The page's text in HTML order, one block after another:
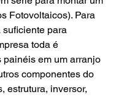
Fotovoltaicos). Para
suficiente para
toda é
em um arranjo
componentes do
estrutura, inversor,